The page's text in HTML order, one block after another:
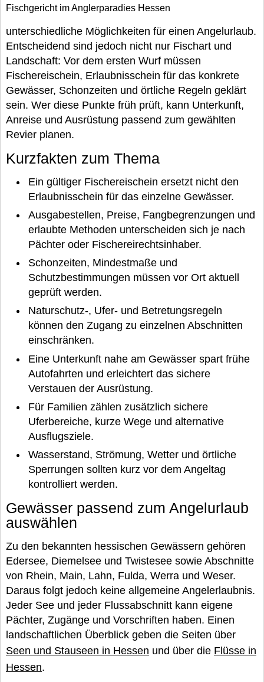
Fischgericht im Anglerparadies Hessen
unterschiedliche Möglichkeiten für einen Angelurlaub.
Entscheidend sind jedoch nicht nur Fischart und
Landschaft: Vor dem ersten Wurf müssen
Fischereischein, Erlaubnisschein für das konkrete
Gewässer, Schonzeiten und örtliche Regeln geklärt
sein. Wer diese Punkte früh prüft, kann Unterkunft,
Anreise und Ausrüstung passend zum gewählten
Revier planen.
Kurzfakten zum Thema
Ein gültiger Fischereischein ersetzt nicht den
Erlaubnisschein für das einzelne Gewässer.
Ausgabestellen, Preise, Fangbegrenzungen und
erlaubte Methoden unterscheiden sich je nach
Pächter oder Fischereirechtsinhaber.
Schonzeiten, Mindestmaße und
Schutzbestimmungen müssen vor Ort aktuell
geprüft werden.
Naturschutz-, Ufer- und Betretungsregeln
können den Zugang zu einzelnen Abschnitten
einschränken.
Eine Unterkunft nahe am Gewässer spart frühe
Autofahrten und erleichtert das sichere
Verstauen der Ausrüstung.
Für Familien zählen zusätzlich sichere
Uferbereiche, kurze Wege und alternative
Ausflugsziele.
Wasserstand, Strömung, Wetter und örtliche
Sperrungen sollten kurz vor dem Angeltag
kontrolliert werden.
Gewässer passend zum Angelurlaub
auswählen
Zu den bekannten hessischen Gewässern gehören
Edersee, Diemelsee und Twistesee sowie Abschnitte
von Rhein, Main, Lahn, Fulda, Werra und Weser.
Daraus folgt jedoch keine allgemeine Angelerlaubnis.
Jeder See und jeder Flussabschnitt kann eigene
Pächter, Zugänge und Vorschriften haben. Einen
landschaftlichen Überblick geben die Seiten über
Seen und Stauseen in Hessen und über die Flüsse in
Hessen.